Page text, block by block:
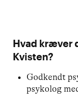
Hvad kræver
Kvisten?
Godkendt
psykolog